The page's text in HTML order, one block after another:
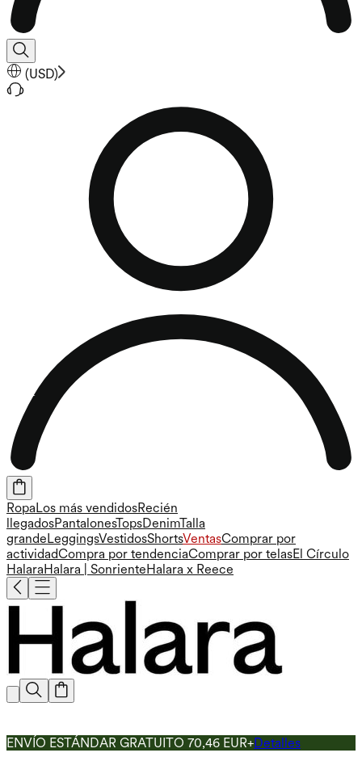
(USD)
Ropa Los más vendidosRecién
llegadosPantalonesTopsDenimTalla
grande LeggingsVestidosShortsVentasComprar por
actividadCompra por tendenciaComprar por telasEl Círculo
Halara Halara | Sonriente Halara x Reece
ENVÍO ESTÁNDAR GRATUITO 70,46 EUR+Detalles